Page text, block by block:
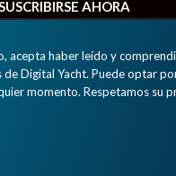
acepta haber leído y
de Digital Yacht. Puede optar
momento. Respetamos su